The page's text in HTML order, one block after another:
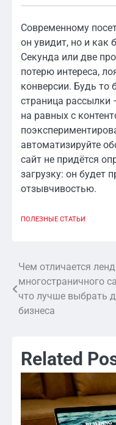
Современному
он увидит, но и как
Секунда или две
потерю интереса,
конверсии. Будь то
страница рассылки
на равных с
автоматизируйте
сайт не придётся
загрузку: он будет
отзывчивостью.
ПОЛЕЗНЫЕ СТАТЬИ
Навигация
по
записям
Чем отличается
многостраничного
что лучше выбрать
бизнеса
Related